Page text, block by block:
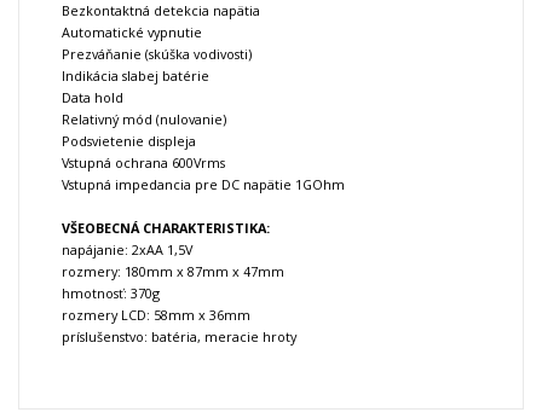
Bezkontaktná detekcia napätia
Automatické vypnutie
Prezváňanie (skúška vodivosti)
Indikácia slabej batérie
Data hold
Relativný mód (nulovanie)
Podsvietenie displeja
Vstupná ochrana 600Vrms
Vstupná impedancia pre DC napätie 1GOhm
VŠEOBECNÁ CHARAKTERISTIKA:
napájanie: 2xAA 1,5V
rozmery: 180mm x 87mm x 47mm
hmotnosť: 370g
rozmery LCD: 58mm x 36mm
príslušenstvo: batéria, meracie hroty